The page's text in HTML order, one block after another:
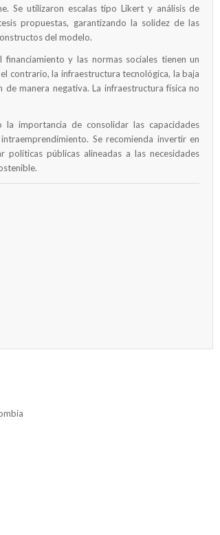
Se utilizaron escalas tipo Likert y análisis de
propuestas, garantizando la solidez de las
del modelo.
y las normas sociales tienen un
contrario, la infraestructura tecnológica, la baja
manera negativa. La infraestructura física no
importancia de consolidar las capacidades
Se recomienda invertir en
políticas públicas alineadas a las necesidades